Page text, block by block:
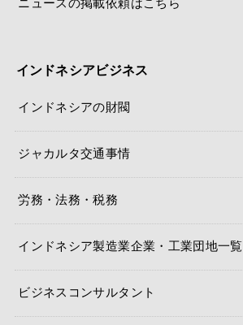
ニュースの掲載依頼はこちら
インドネシアビジネス
インドネシアの財閥
ジャカルタ交通事情
労務・法務・税務
インドネシア製造業企業・工業団地一覧
ビジネスコンサルタント